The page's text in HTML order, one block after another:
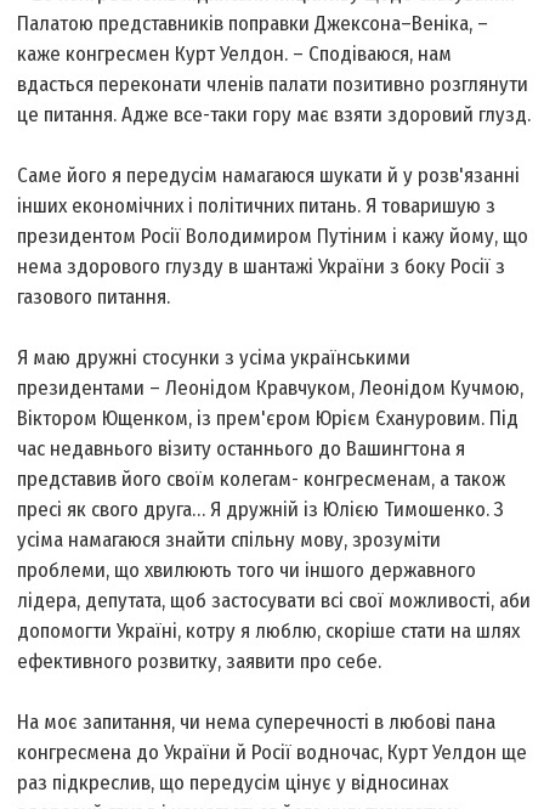
Палатою представників поправки Джексона–Веніка, –
каже конгресмен Курт Уелдон. – Сподіваюся, нам
вдасться переконати членів палати позитивно розглянути
це питання. Адже все-таки гору має взяти здоровий глузд.
Саме його я передусім намагаюся шукати й у розв'язанні
інших економічних і політичних питань. Я товаришую з
президентом Росії Володимиром Путіним і кажу йому, що
нема здорового глузду в шантажі України з боку Росії з
газового питання.
Я маю дружні стосунки з усіма українськими
президентами – Леонідом Кравчуком, Леонідом Кучмою,
Віктором Ющенком, із прем'єром Юрієм Єхануровим. Під
час недавнього візиту останнього до Вашингтона я
представив його своїм колегам- конгресменам, а також
пресі як свого друга… Я дружній із Юлією Тимошенко. З
усіма намагаюся знайти спільну мову, зрозуміти
проблеми, що хвилюють того чи іншого державного
лідера, депутата, щоб застосувати всі свої можливості, аби
допомогти Україні, котру я люблю, скоріше стати на шлях
ефективного розвитку, заявити про себе.
На моє запитання, чи нема суперечності в любові пана
конгресмена до України й Росії водночас, Курт Уелдон ще
раз підкреслив, що передусім цінує у відносинах